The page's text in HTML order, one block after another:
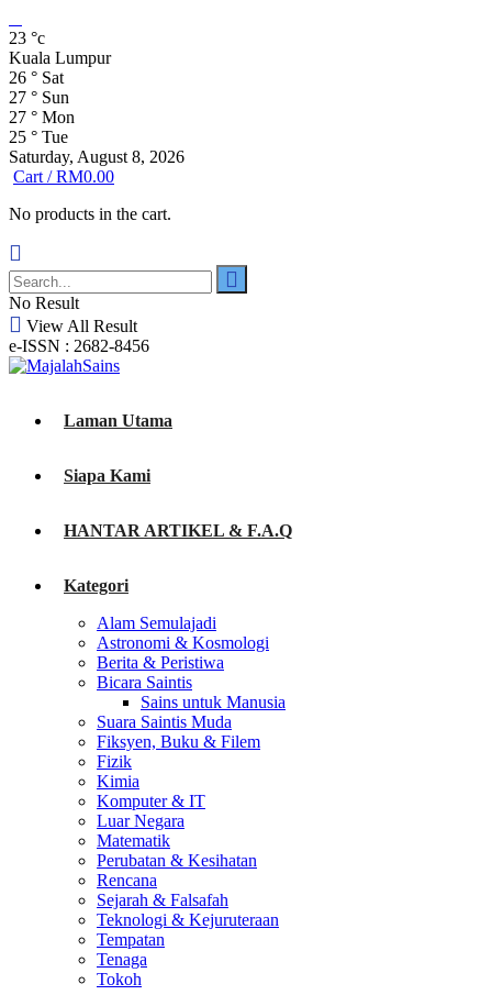
23 °c
Kuala Lumpur
26 ° Sat
27 ° Sun
27 ° Mon
25 ° Tue
Saturday, August 8, 2026
Cart /RM0.00
No products in the cart.
No Result
View All Result
e-ISSN : 2682-8456
Laman Utama
Siapa Kami
HANTAR ARTIKEL & F.A.Q
Kategori
Alam Semulajadi
Astronomi & Kosmologi
Berita & Peristiwa
Bicara Saintis
Sains untuk Manusia
Suara Saintis Muda
Fiksyen, Buku & Filem
Fizik
Kimia
Komputer & IT
Luar Negara
Matematik
Perubatan & Kesihatan
Rencana
Sejarah & Falsafah
Teknologi & Kejuruteraan
Tempatan
Tenaga
Tokoh